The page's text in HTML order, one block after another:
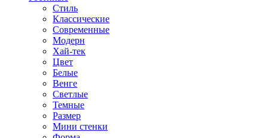
Стиль
Классические
Современные
Модерн
Хай-тек
Цвет
Белые
Венге
Светлые
Темные
Размер
Мини стенки